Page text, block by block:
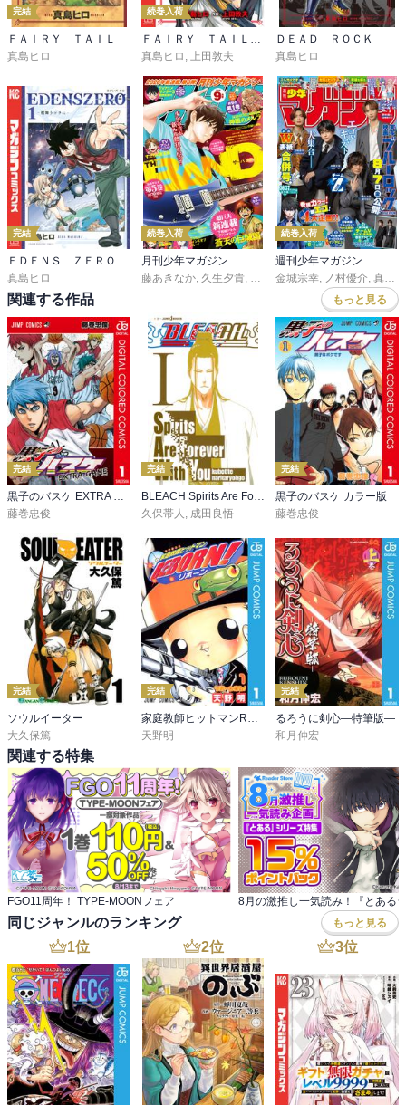
完結
ＦＡＩＲＹ ＴＡＩＬ
真島ヒロ
続巻入荷
ＦＡＩＲＹ ＴＡＩＬ １００ ＹＥＡＲＳ ＱＵＥＳＴ
真島ヒロ , 上田敦夫
ＤＥＡＤ ＲＯＣＫ
真島ヒロ
完結
ＥＤＥＮＳ ＺＥＲＯ
真島ヒロ
続巻入荷
月刊少年マガジン
藤あきなか 久生夕貴 和田あつむ,岩矢滉一朗, 沖田さ
続巻入荷
週刊少年マガジン
金城宗幸
ノ村優介 真島ヒロ
関連する作品 もっと見る
完結
黒子のバスケ EXTRA GAME カラー版
藤巻忠俊
完結
BLEACH Spirits Are Forever With You
久保帯人 , 成田良悟
完結
黒子のバスケ カラー版
藤巻忠俊
完結
ソウルイーター
大久保篤
完結
天野明
完結
るろうに剣心―特筆版―
和月伸宏
関連する特集
FGO11周年！ TYPE-MOONフェア
同じジャンルのランキング もっと見る
1位 2位 3位